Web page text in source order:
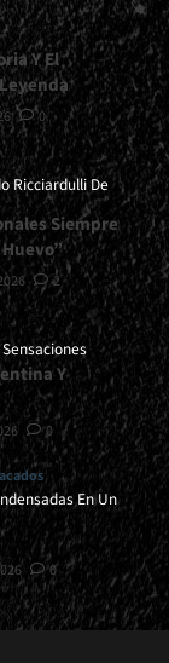
Y El
0
Ricciardulli De
Siempre
2
Y
0
En Un
0